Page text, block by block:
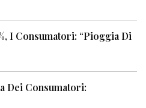
I Consumatori: “Pioggia Di
Dei Consumatori: